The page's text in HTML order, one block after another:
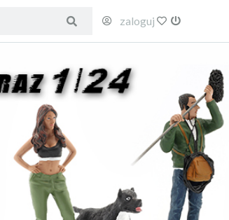
zaloguj ulubione